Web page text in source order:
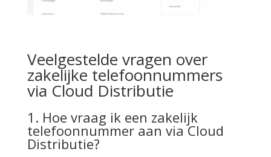
Veelgestelde vragen over
zakelijke telefoonnummers
via Cloud Distributie
1. Hoe vraag ik een zakelijk
telefoonnummer aan via Cloud
Distributie?